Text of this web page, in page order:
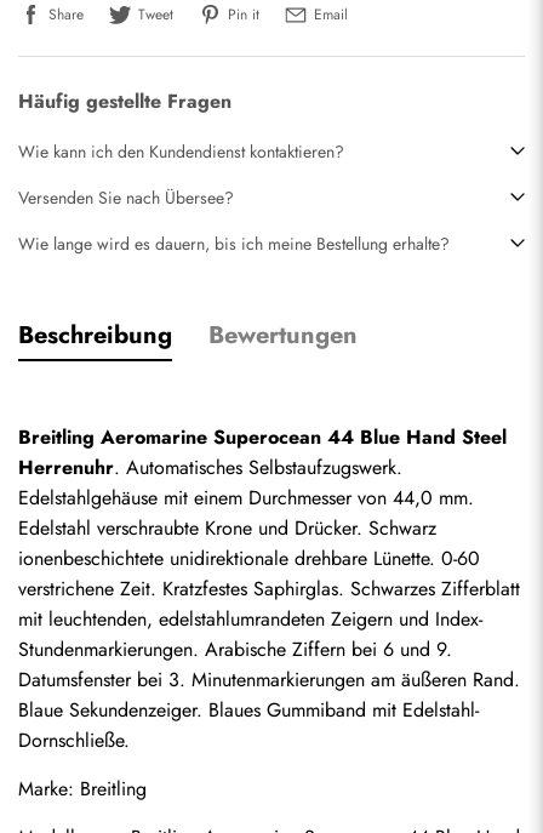
Share Tweet Pin it Email
Häufig gestellte Fragen
Wie kann ich den Kundendienst kontaktieren?
Versenden Sie nach Übersee?
Wie lange wird es dauern, bis ich meine Bestellung erhalte?
Beschreibung Bewertungen
Breitling Aeromarine Superocean 44 Blue Hand Steel
Herrenuhr. Automatisches Selbstaufzugswerk.
Edelstahlgehäuse mit einem Durchmesser von 44,0 mm.
Edelstahl verschraubte Krone und Drücker. Schwarz
ionenbeschichtete unidirektionale drehbare Lünette. 0-60
verstrichene Zeit. Kratzfestes Saphirglas. Schwarzes Zifferblatt
mit leuchtenden, edelstahlumrandeten Zeigern und Index-
Stundenmarkierungen. Arabische Ziffern bei 6 und 9.
Datumsfenster bei 3. Minutenmarkierungen am äußeren Rand.
Blaue Sekundenzeiger. Blaues Gummiband mit Edelstahl-
Dornschließe.
Marke: Breitling